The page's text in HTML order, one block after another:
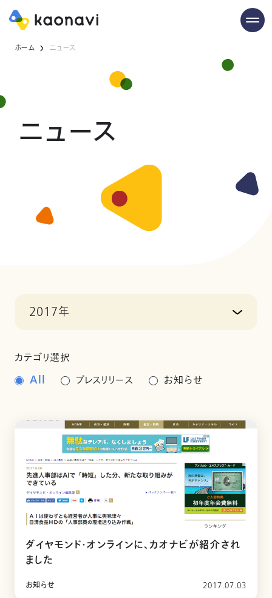
ホーム ニュース
ニュース
2017年
カテゴリ選択
All プレスリリース お知らせ
ダイヤモンド・オンラインに、カオナビが紹介され
ました
お知らせ 2017.07.03